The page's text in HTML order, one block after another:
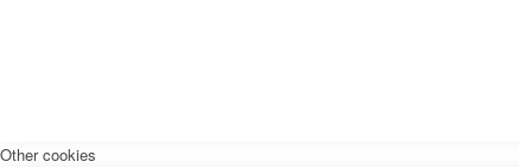
Other cookies